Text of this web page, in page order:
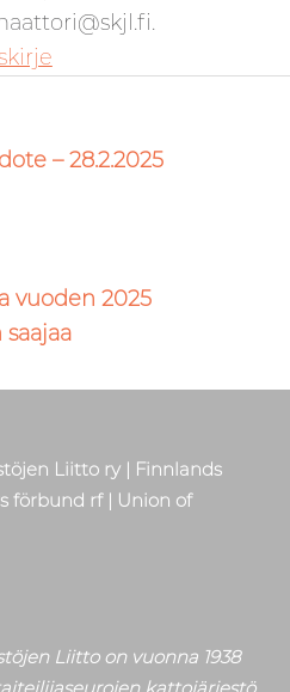
– 28.2.2025
vuoden 2025
Liitto ry | Finnlands
förbund rf | Union of
Liitto on vuonna 1938